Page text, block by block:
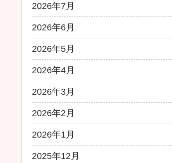
2026年7月
2026年6月
2026年5月
2026年4月
2026年3月
2026年2月
2026年1月
2025年12月